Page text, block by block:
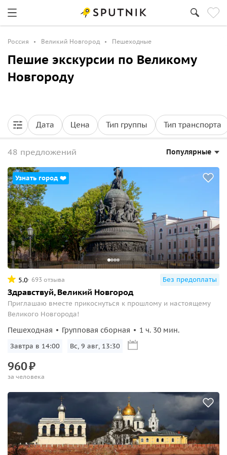
Россия Великий Новгород Пешеходные
Пешие экскурсии по Великому
Новгороду
Дата Цена Тип группы Тип транспорта
48 предложений Популярные
Узнать город ❤️
5.0 693 отзыва Без предоплаты
Здравствуй, Великий Новгород
Приглашаю вместе прикоснуться к прошлому и настоящему
Великого Новгорода!
Пешеходная Групповая сборная 1 ч. 30 мин.
Завтра в 14:00 Вс, 9 авг, 13:30
960₽
за человека